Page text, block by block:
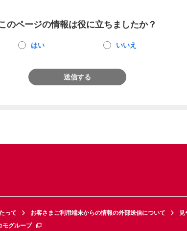
のページの情報は役に立ちましたか？
はい いいえ
送信する
って お客さまご利用端末からの情報の外部送信について
見
モグループ